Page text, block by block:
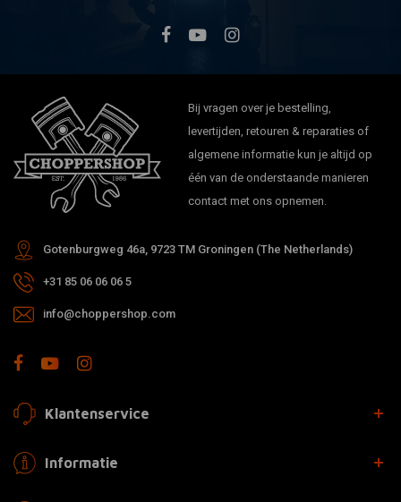
Bij vragen over je bestelling,
levertijden, retouren & reparaties of
algemene informatie kun je altijd op
één van de onderstaande manieren
contact met ons opnemen.
Gotenburgweg 46a, 9723 TM Groningen (The Netherlands)
+31 85 06 06 06 5
info@choppershop.com
Klantenservice
Informatie